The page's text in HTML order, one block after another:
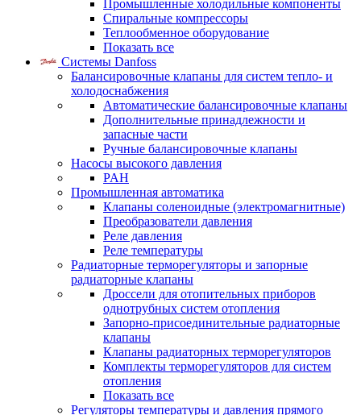
Промышленные холодильные компоненты
Спиральные компрессоры
Теплообменное оборудование
Показать все
Системы Danfoss
Балансировочные клапаны для систем тепло- и
холодоснабжения
Автоматические балансировочные клапаны
Дополнительные принадлежности и
запасные части
Ручные балансировочные клапаны
Насосы высокого давления
PAH
Промышленная автоматика
Клапаны соленоидные (электромагнитные)
Преобразователи давления
Реле давления
Реле температуры
Радиаторные терморегуляторы и запорные
радиаторные клапаны
Дроссели для отопительных приборов
однотрубных систем отопления
Запорно-присоединительные радиаторные
клапаны
Клапаны радиаторных терморегуляторов
Комплекты терморегуляторов для систем
отопления
Показать все
Регуляторы температуры и давления прямого